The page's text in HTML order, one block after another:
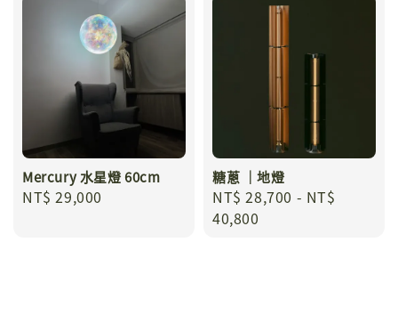
Mercury 水星燈 60cm
Regular
NT$ 29,000
糖蔥 ｜地燈
Regular
price
NT$ 28,700 - NT$
40,800